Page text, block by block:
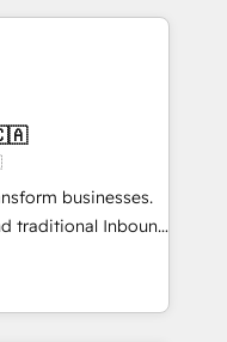
that sets your
Unlock your
capables de
et le pilotage
de données. 🚀
vos logiciels
🎓
businesses.
traditional Inbound
form a powerful
for over 800